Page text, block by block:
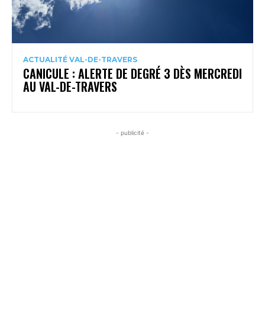
ACTUALITÉ VAL-DE-TRAVERS
CANICULE : ALERTE DE DEGRÉ 3 DÈS MERCREDI
AU VAL-DE-TRAVERS
- publicité -